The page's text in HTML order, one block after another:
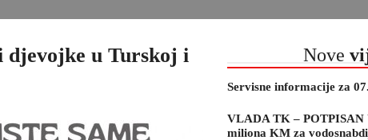
KM ZA VODOSNABDIJEVANJE
djevojke u Turskoj i
Nove
Servisne informacije za
VLADA TK – POTPISAN
miliona KM za